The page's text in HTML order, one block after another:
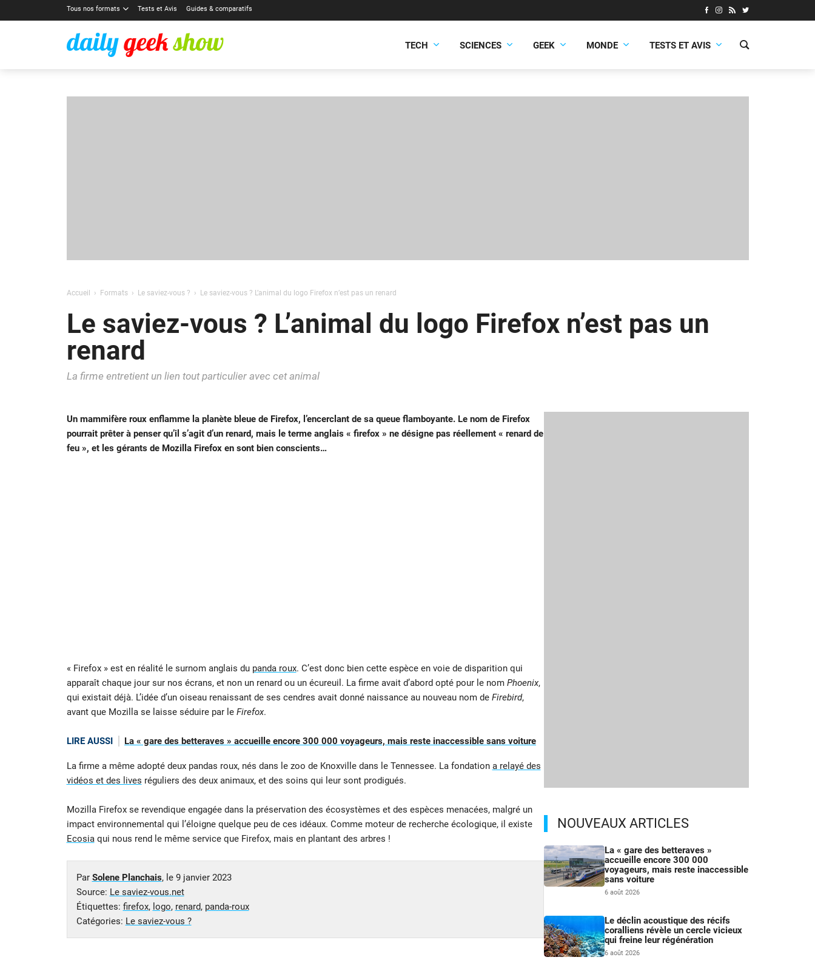
Tous nos formats Tests et Avis Guides & comparatifs
TECH SCIENCES GEEK MONDE TESTS ET AVIS
Accueil Formats Le saviez-vous ? Le saviez-vous ? L’animal du logo Firefox n’est pas un renard
Le saviez-vous ? L’animal du logo Firefox n’est pas un
renard
La firme entretient un lien tout particulier avec cet animal
Un mammifère roux enflamme la planète bleue de Firefox, l’encerclant de sa queue flamboyante. Le nom de Firefox
pourrait prêter à penser qu’il s’agit d’un renard, mais le terme anglais « firefox » ne désigne pas réellement « renard de
feu », et les gérants de Mozilla Firefox en sont bien conscients…
« Firefox » est en réalité le surnom anglais du panda roux. C’est donc bien cette espèce en voie de disparition qui
apparaît chaque jour sur nos écrans, et non un renard ou un écureuil. La firme avait d’abord opté pour le nom Phoenix,
qui existait déjà. L’idée d’un oiseau renaissant de ses cendres avait donné naissance au nouveau nom de Firebird,
avant que Mozilla se laisse séduire par le Firefox.
LIRE AUSSI La « gare des betteraves » accueille encore 300 000 voyageurs, mais reste inaccessible sans voiture
La firme a même adopté deux pandas roux, nés dans le zoo de Knoxville dans le Tennessee. La fondation a relayé des
vidéos et des lives réguliers des deux animaux, et des soins qui leur sont prodigués.
Mozilla Firefox se revendique engagée dans la préservation des écosystèmes et des espèces menacées, malgré un
impact environnemental qui l’éloigne quelque peu de ces idéaux. Comme moteur de recherche écologique, il existe
Ecosiaqui nous rend le même service que Firefox, mais en plantant des arbres !
Par Solene Planchais, le 9 janvier 2023
Source: Le saviez-vous.net
Étiquettes: firefox, logo, renard, panda-roux
Catégories: Le saviez-vous ?
NOUVEAUX ARTICLES
La « gare des betteraves »
accueille encore 300 000
voyageurs, mais reste inaccessible
sans voiture
6 août 2026
Le déclin acoustique des récifs
coralliens révèle un cercle vicieux
qui freine leur régénération
6 août 2026